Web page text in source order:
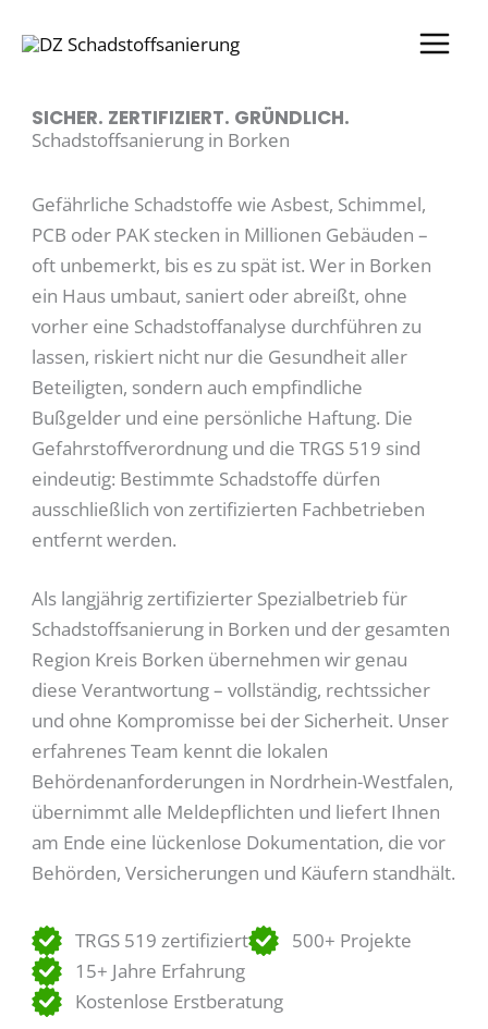
Inhalt
SICHER. ZERTIFIZIERT. GRÜNDLICH.
Schadstoffsanierung in Borken
Gefährliche Schadstoffe wie Asbest, Schimmel,
PCB oder PAK stecken in Millionen Gebäuden –
oft unbemerkt, bis es zu spät ist. Wer in Borken
ein Haus umbaut, saniert oder abreißt, ohne
vorher eine Schadstoffanalyse durchführen zu
lassen, riskiert nicht nur die Gesundheit aller
Beteiligten, sondern auch empfindliche
Bußgelder und eine persönliche Haftung. Die
Gefahrstoffverordnung und die TRGS 519 sind
eindeutig: Bestimmte Schadstoffe dürfen
ausschließlich von zertifizierten Fachbetrieben
entfernt werden.
Als langjährig zertifizierter Spezialbetrieb für
Schadstoffsanierung in Borken und der gesamten
Region Kreis Borken übernehmen wir genau
diese Verantwortung – vollständig, rechtssicher
und ohne Kompromisse bei der Sicherheit. Unser
erfahrenes Team kennt die lokalen
Behördenanforderungen in Nordrhein-Westfalen,
übernimmt alle Meldepflichten und liefert Ihnen
am Ende eine lückenlose Dokumentation, die vor
Behörden, Versicherungen und Käufern standhält.
TRGS 519 zertifiziert
500+ Projekte
15+ Jahre Erfahrung
Kostenlose Erstberatung